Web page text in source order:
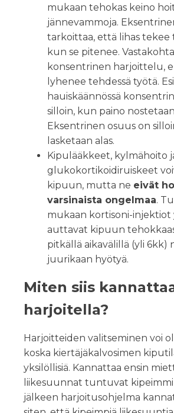
mukaan tehokas keino
jännevammoja.
tarkoittaa, että lihas tekee
kun se pitenee.
konsentrinen harjoittelu,
lyhenee tehdessä työtä.
hauiskäännössä
silloin, kun paino
Eksentrinen osuus on
lasketaan alas.
Kipulääkkeet, kylmähoito
glukokortikoidiruiskeet
kipuun, mutta ne eivät
varsinaista ongelmaa.
mukaan kortisoni-injektiot
auttavat kipuun
pitkällä aikavälillä (yli 6kk)
juurikaan hyötyä.
Miten siis
harjoitella?
Harjoitteiden valitseminen voi
koska kiertäjäkalvosimen
yksilöllisiä. Kannattaa ensin
liikesuunnat tuntuvat
jälkeen harjoitusohjelma